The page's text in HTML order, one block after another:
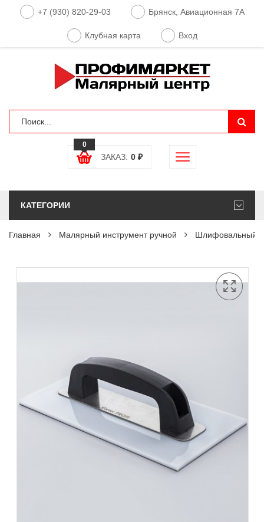
+7 (930) 820-29-03 Брянск, Авиационная 7А
Клубная карта Вход
0
ЗАКАЗ: 0 ₽
КАТЕГОРИИ
Главная Малярный инструмент ручной Шлифовальный